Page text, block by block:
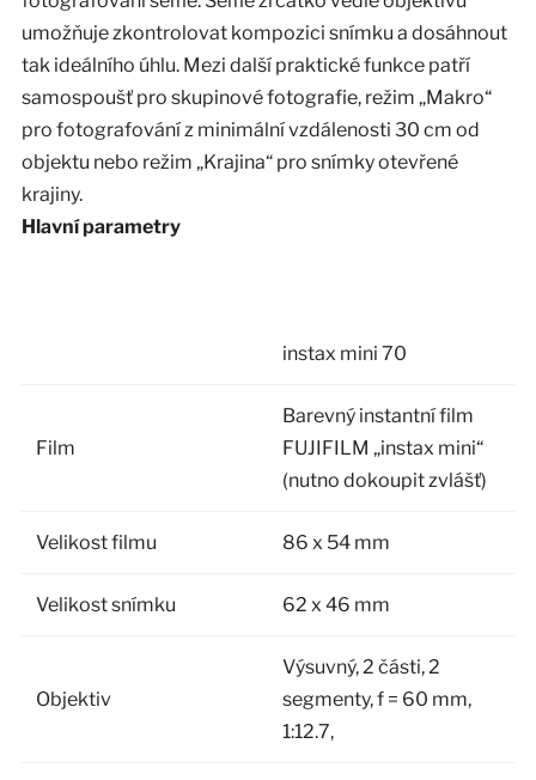
umožňuje zkontrolovat kompozici snímku a dosáhnout
tak ideálního úhlu. Mezi další praktické funkce patří
samospoušť pro skupinové fotografie, režim „Makro“
pro fotografování z minimální vzdálenosti 30 cm od
objektu nebo režim „Krajina“ pro snímky otevřené
krajiny.
Hlavní parametry
instax mini 70
Film
Barevný instantní film
FUJIFILM „instax mini“
(nutno dokoupit zvlášť)
Velikost filmu 86 x 54 mm
Velikost snímku 62 x 46 mm
Objektiv
Výsuvný, 2 části, 2
segmenty, f = 60 mm,
1:12.7,